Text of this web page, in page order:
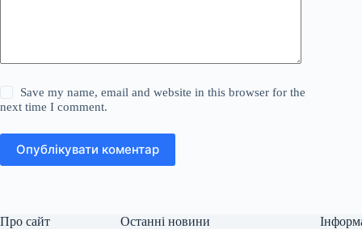
Save my name, email and website in this browser for the
next time I comment.
Опублікувати коментар
Про сайт Останні новини